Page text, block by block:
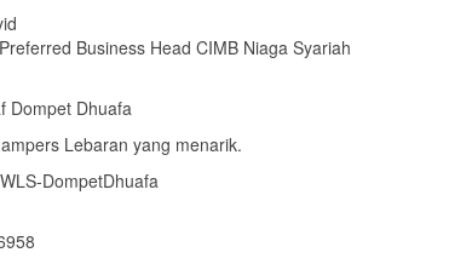
Business Head CIMB Niaga Syariah
Dompet Dhuafa
Lebaran yang menarik.
DompetDhuafa